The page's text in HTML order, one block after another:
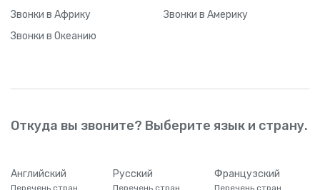
Звонки в Африку Звонки в Америку
Звонки в Океанию
Откуда вы звоните? Выберите язык и страну.
Английский
Перечень стран
Русский
Перечень стран
Французский
Перечень стран